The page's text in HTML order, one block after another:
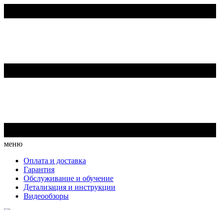
меню
Оплата и доставка
Гарантия
Обслуживание и обучение
Детализация и инструкции
Видеообзоры